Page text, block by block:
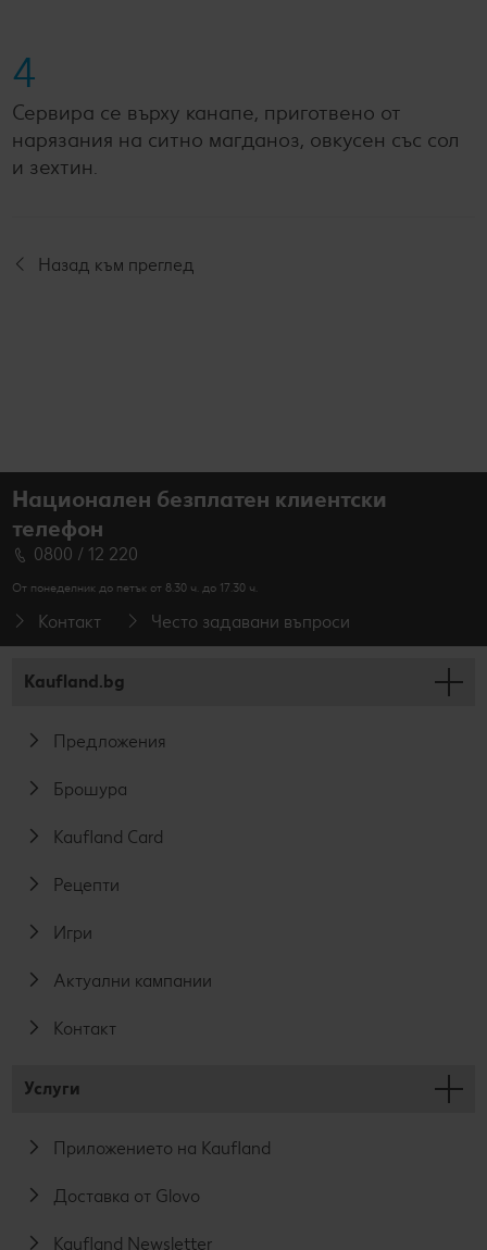
4
Сервира се върху канапе, приготвено от
нарязания на ситно магданоз, овкусен със сол
и зехтин.
Назад към преглед
Национален безплатен клиентски
телефон
0800 / 12 220
От понеделник до петък от 8.30 ч. до 17.30 ч.
Контакт Често задавани въпроси
Kaufland.bg
Предложения
Брошура
Kaufland Card
Рецепти
Игри
Актуални кампании
Контакт
Услуги
Приложението на Kaufland
Доставка от Glovo
Kaufland Newsletter